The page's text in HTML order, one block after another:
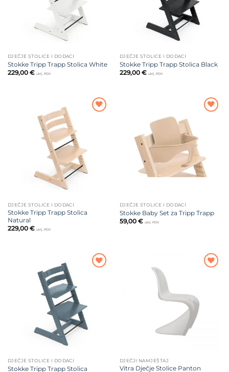
DJEČJE STOLICE I DODACI
Stokke Tripp Trapp Stolica White
229,00 € uklj. PDV
DJEČJE STOLICE I DODACI
Stokke Tripp Trapp Stolica Black
229,00 € uklj. PDV
DJEČJE STOLICE I DODACI
Stokke Tripp Trapp Stolica
Natural
229,00 € uklj. PDV
DJEČJE STOLICE I DODACI
Stokke Baby Set za Tripp Trapp
59,00 € uklj. PDV
DJEČJE STOLICE I DODACI
Stokke Tripp Trapp Stolica
DJEČJI NAMJEŠTAJ
Vitra Dječje Stolice Panton